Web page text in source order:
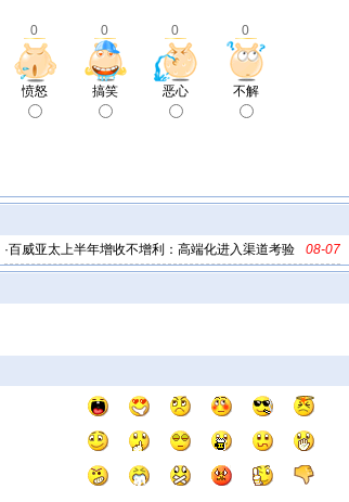
0 0 0 0
愤怒 搞笑 恶心 不解
08-07
·百威亚太上半年增收不增利：高端化进入渠道考验
期